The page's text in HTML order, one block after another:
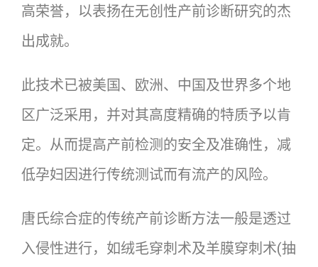
高荣誉，以表扬在无创性产前诊断研究的杰
出成就。
此技术已被美国、欧洲、中国及世界多个地
区广泛采用，并对其高度精确的特质予以肯
定。从而提高产前检测的安全及准确性，减
低孕妇因进行传统测试而有流产的风险。
唐氏综合症的传统产前诊断方法一般是透过
入侵性进行，如绒毛穿刺术及羊膜穿刺术(抽